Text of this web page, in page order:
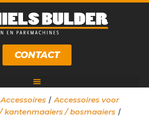
CONTACT
/ Accessoires voor
kantenmaaiers / bosmaaiers /